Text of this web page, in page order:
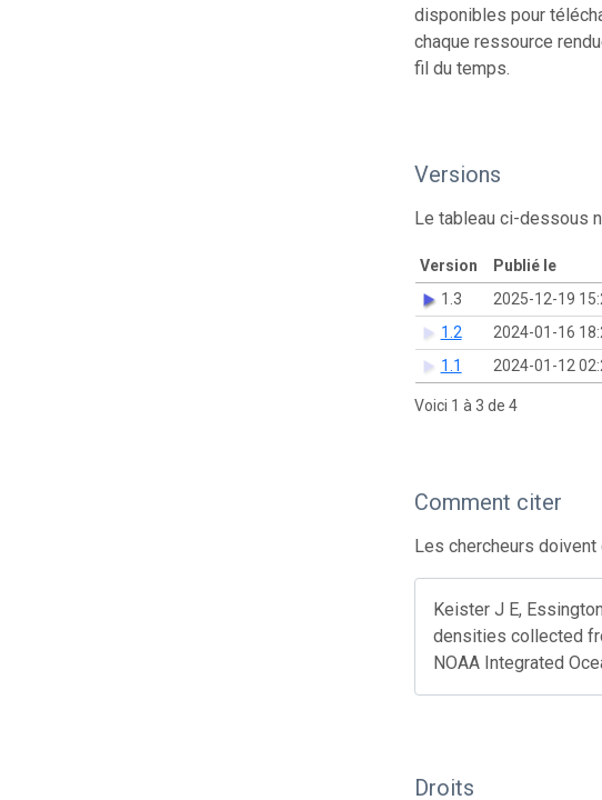
disponibles pour
chaque ressource
fil du temps.
Versions
Le tableau ci-dessous
Version Publié le
1.3
2025-12-19
1.2
2024-01-16
1.1
2024-01-12
Voici 1 à 3 de 4
Comment citer
Les chercheurs
Keister J E,
densities collected
NOAA Integrated
Droits